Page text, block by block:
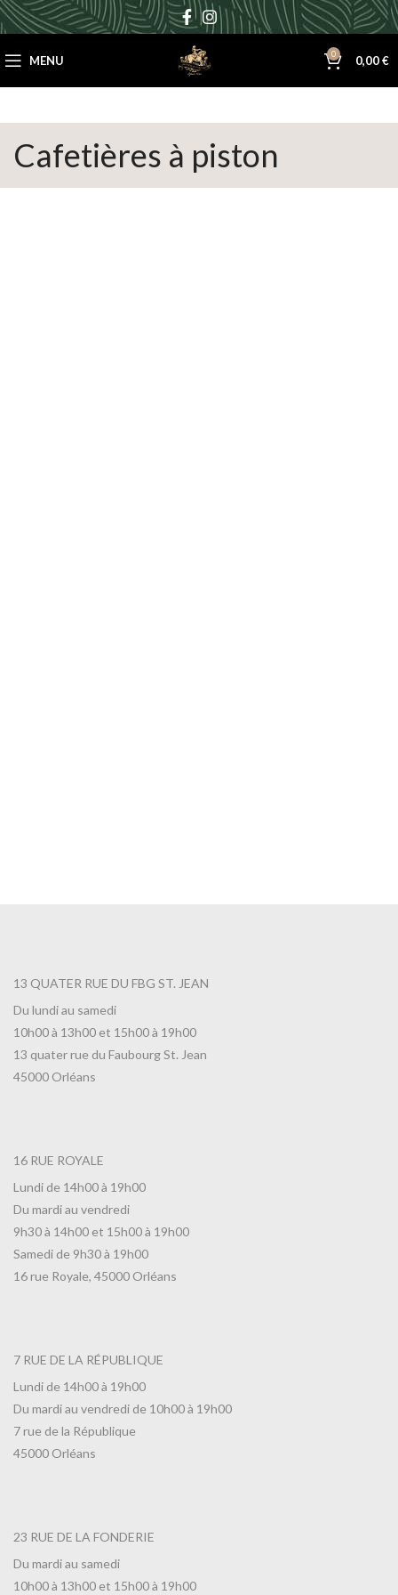
MENU 0 0,00€
Cafetières à piston
13 QUATER RUE DU FBG ST. JEAN
Du lundi au samedi
10h00 à 13h00 et 15h00 à 19h00
13 quater rue du Faubourg St. Jean
45000 Orléans
16 RUE ROYALE
Lundi de 14h00 à 19h00
Du mardi au vendredi
9h30 à 14h00 et 15h00 à 19h00
Samedi de 9h30 à 19h00
16 rue Royale, 45000 Orléans
7 RUE DE LA RÉPUBLIQUE
Lundi de 14h00 à 19h00
Du mardi au vendredi de 10h00 à 19h00
7 rue de la République
45000 Orléans
23 RUE DE LA FONDERIE
Du mardi au samedi
10h00 à 13h00 et 15h00 à 19h00